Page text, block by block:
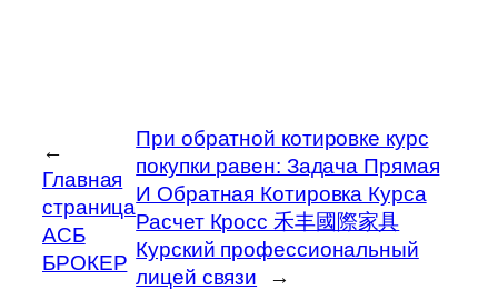
←
Главная
страница
АСБ
БРОКЕР
При обратной котировке курс
покупки равен: Задача Прямая
И Обратная Котировка Курса
Расчет Кросс 禾丰國際家具
Курский профессиональный
лицей связи
→